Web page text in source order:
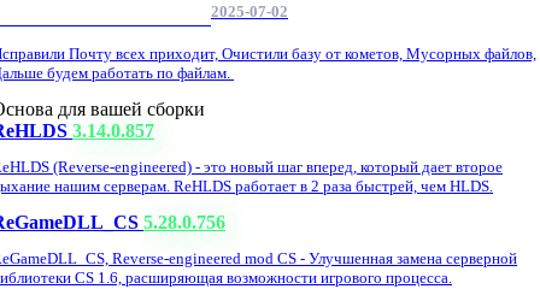
2025-07-02
Почту всех приходит, Очистили базу от кометов, Мусорных файлов,
будем работать по файлам.
для вашей сборки
3.14.0.857
(Reverse-engineered) - это новый шаг вперед, который дает второе
нашим серверам. ReHLDS работает в 2 раза быстрей, чем HLDS.
5.28.0.756
Reverse-engineered mod CS - Улучшенная замена серверной
CS 1.6, расширяющая возможности игрового процесса.